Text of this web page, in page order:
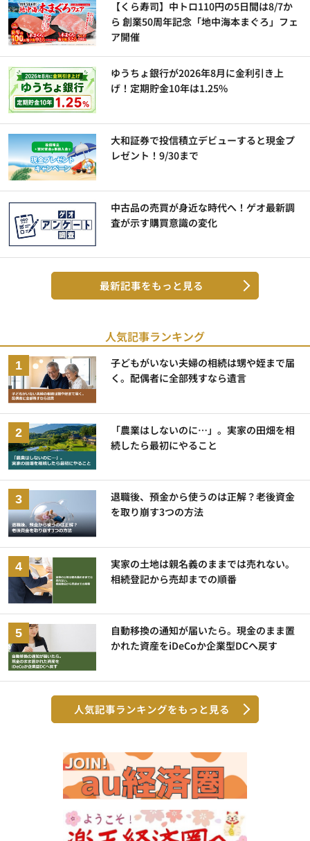
【くら寿司】中トロ110円の5日間は8/7か
ら 創業50周年記念「地中海本まぐろ」フェ
ア開催
ゆうちょ銀行が2026年8月に金利引き上
げ！定期貯金10年は1.25%
大和証券で投信積立デビューすると現金プ
レゼント！9/30まで
中古品の売買が身近な時代へ！ゲオ最新調
査が示す購買意識の変化
最新記事をもっと見る
人気記事ランキング
子どもがいない夫婦の相続は甥や姪まで届
く。配偶者に全部残すなら遺言
「農業はしないのに…」。実家の田畑を相
続したら最初にやること
退職後、預金から使うのは正解？老後資金
を取り崩す3つの方法
実家の土地は親名義のままでは売れない。
相続登記から売却までの順番
自動移換の通知が届いたら。現金のまま置
かれた資産をiDeCoか企業型DCへ戻す
人気記事ランキングをもっと見る